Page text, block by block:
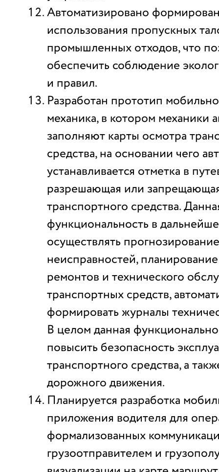
Автоматизировано
использования пропускных
промышленных отходов, что
обеспечить соблюдение
и правил.
Разработан прототип
механика, в котором механики
заполняют карты осмотра
средства, на основании чего
устанавливается отметка в
разрешающая или
транспортного средства.
функциональность в
осуществлять прогнозирование
неисправностей,
ремонтов и технического
транспортных средств,
формировать журналы
В целом данная
повысить безопасность
транспортного средства, а
дорожного движения.
Планируется разработка
приложения водителя для
формализованных
грузоотправителем и